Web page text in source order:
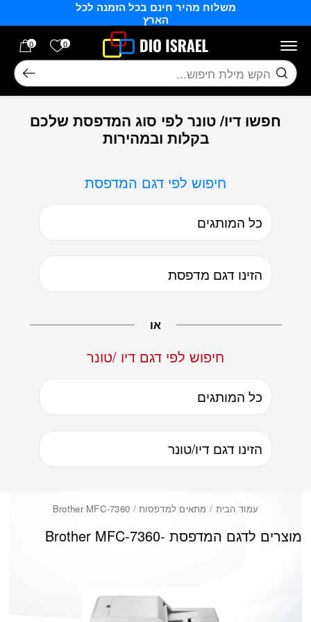
משלוח מהיר חינם בכל הזמנה לכל
הארץ
0 הרשימה
0
חיפוש
חפשו דיו/ טונר לפי סוג המדפסת שלכם
בקלות ובמהירות
חיפוש לפי דגם המדפסת
או
חיפוש לפי דגם דיו /טונר
עמוד הבית / מתאים למדפסות / Brother MFC-7360
Brother MFC-7360מוצרים לדגם המדפסת -